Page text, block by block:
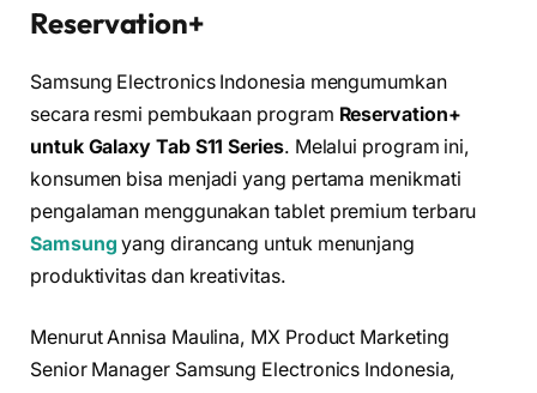
Reservation+
Samsung Electronics Indonesia mengumumkan
secara resmi pembukaan program Reservation+
untuk Galaxy Tab S11 Series. Melalui program ini,
konsumen bisa menjadi yang pertama menikmati
pengalaman menggunakan tablet premium terbaru
Samsung yang dirancang untuk menunjang
produktivitas dan kreativitas.
Menurut Annisa Maulina, MX Product Marketing
Senior Manager Samsung Electronics Indonesia,